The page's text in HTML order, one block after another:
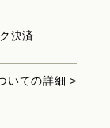
決済
いての詳細 >